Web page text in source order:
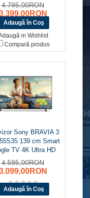
4.795,00RON
in Wishlist
Compară produs
Sony BRAVIA 3
139 cm Smart
TV 4K Ultra HD
4.595,00RON